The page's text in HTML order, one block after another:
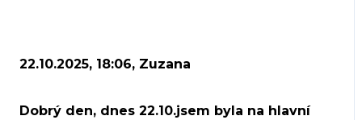
22.10.2025, 18:06, Zuzana
Dobrý den, dnes 22.10.jsem byla na hlavní